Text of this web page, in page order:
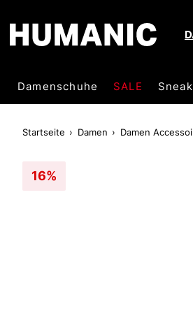
Damenschuhe SALE
Startseite Damen Damen
16%